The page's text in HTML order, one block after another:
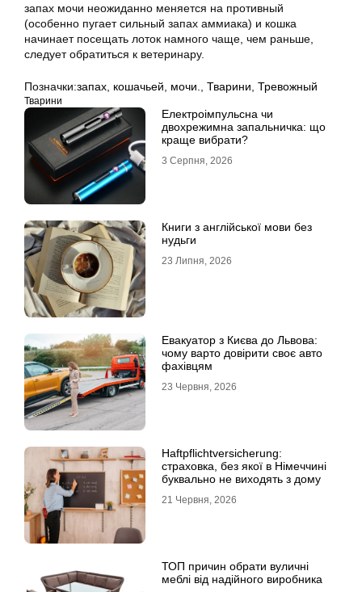
запах мочи неожиданно меняется на противный
(особенно пугает сильный запах аммиака) и кошка
начинает посещать лоток намного чаще, чем раньше,
следует обратиться к ветеринару.
Позначки:запах кошачьей мочи. Тварини Тревожный
Тварини
Електроімпульсна чи
двохрежимна запальничка: що
краще вибрати?
3 Серпня, 2026
Книги з англійської мови без
нудьги
23 Липня, 2026
Евакуатор з Києва до Львова:
чому варто довірити своє авто
фахівцям
23 Червня, 2026
Haftpflichtversicherung:
страховка, без якої в Німеччині
буквально не виходять з дому
21 Червня, 2026
ТОП причин обрати вуличні
меблі від надійного виробника